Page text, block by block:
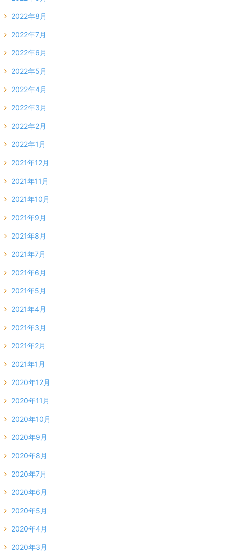
2022年8月
2022年7月
2022年6月
2022年5月
2022年4月
2022年3月
2022年2月
2022年1月
2021年12月
2021年11月
2021年10月
2021年9月
2021年8月
2021年7月
2021年6月
2021年5月
2021年4月
2021年3月
2021年2月
2021年1月
2020年12月
2020年11月
2020年10月
2020年9月
2020年8月
2020年7月
2020年6月
2020年5月
2020年4月
2020年3月